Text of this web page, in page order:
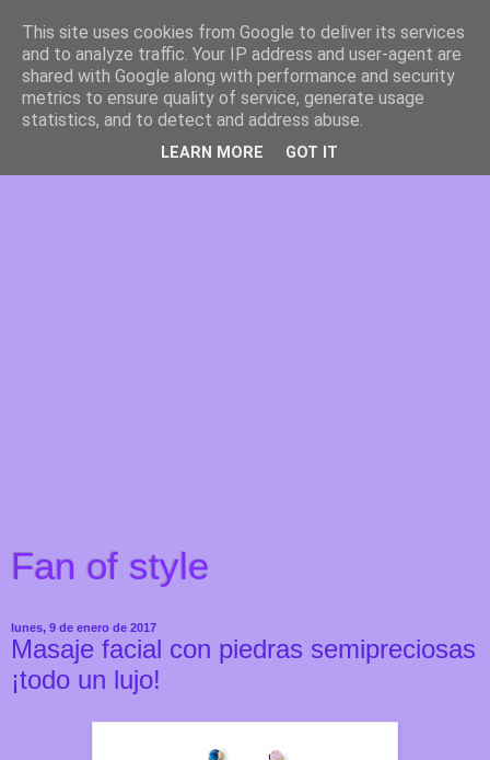
Fan of style
lunes, 9 de enero de 2017
Masaje facial con piedras semipreciosas
¡todo un lujo!
This site uses cookies from Google to deliver its services
and to analyze traffic. Your IP address and user-agent are
shared with Google along with performance and security
metrics to ensure quality of service, generate usage
statistics, and to detect and address abuse.
LEARN MORE GOT IT